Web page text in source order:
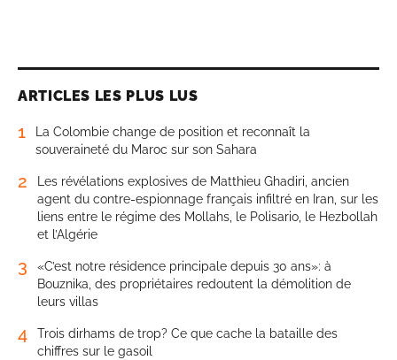
ARTICLES LES PLUS LUS
1
La Colombie change de position et reconnaît la
souveraineté du Maroc sur son Sahara
2
Les révélations explosives de Matthieu Ghadiri, ancien
agent du contre-espionnage français infiltré en Iran, sur les
liens entre le régime des Mollahs, le Polisario, le Hezbollah
et l’Algérie
3
«C’est notre résidence principale depuis 30 ans»: à
Bouznika, des propriétaires redoutent la démolition de
leurs villas
4
Trois dirhams de trop? Ce que cache la bataille des
chiffres sur le gasoil